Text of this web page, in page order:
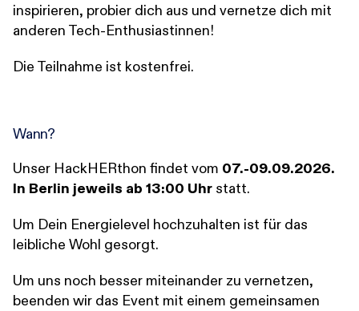
inspirieren, probier dich aus und vernetze dich mit
anderen Tech-Enthusiastinnen!
Die Teilnahme ist kostenfrei.
Wann?
Unser HackHERthon findet vom 07.-09.09.2026.
In Berlin jeweils ab 13:00 Uhr statt.
Um Dein Energielevel hochzuhalten ist für das
leibliche Wohl gesorgt.
Um uns noch besser miteinander zu vernetzen,
beenden wir das Event mit einem gemeinsamen